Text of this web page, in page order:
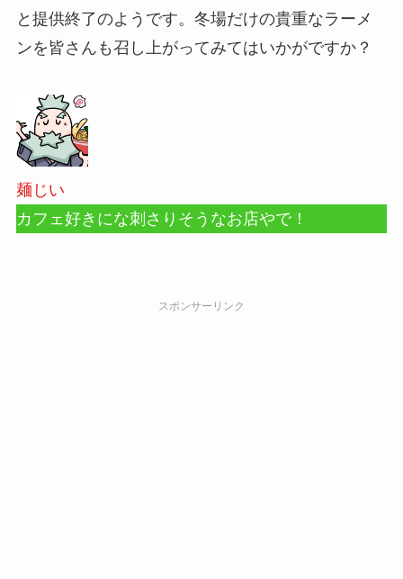
と提供終了のようです。冬場だけの貴重なラーメ
ンを皆さんも召し上がってみてはいかがですか？
麺じい
カフェ好きにな刺さりそうなお店やで！
スポンサーリンク